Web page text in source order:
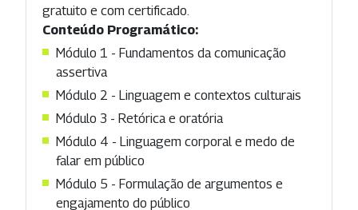
gratuito e com certificado.
Conteúdo Programático:
Módulo 1 - Fundamentos da comunicação
assertiva
Módulo 2 - Linguagem e contextos culturais
Módulo 3 - Retórica e oratória
Módulo 4 - Linguagem corporal e medo de
falar em público
Módulo 5 - Formulação de argumentos e
engajamento do público